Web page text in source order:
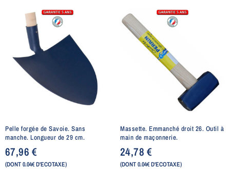
Pelle forgée de Savoie. Sans
manche. Longueur de 29 cm.
67,96€
(DONT 0.04€ D'ECOTAXE)
Massette. Emmanché droit 26. Outil à
main de maçonnerie.
24,78€
(DONT 0.04€ D'ECOTAXE)